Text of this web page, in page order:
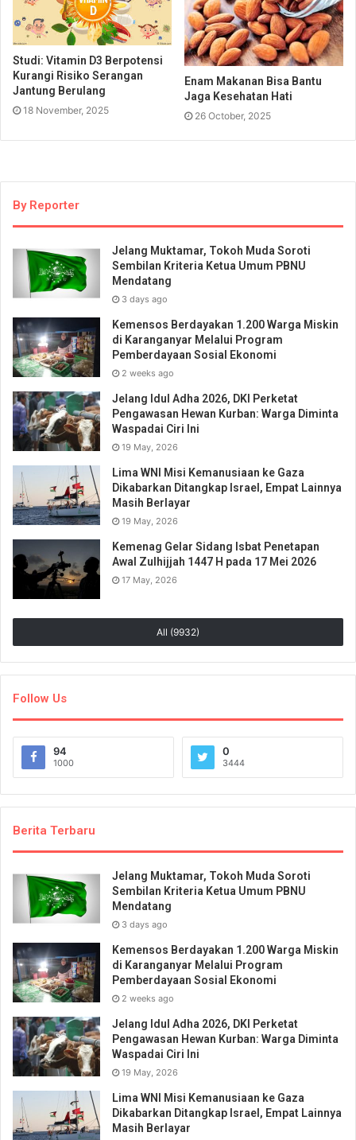
Studi: Vitamin D3 Berpotensi
Kurangi Risiko Serangan
Jantung Berulang
18 November, 2025
Enam Makanan Bisa Bantu
Jaga Kesehatan Hati
26 October, 2025
By Reporter
Jelang Muktamar, Tokoh Muda Soroti
Sembilan Kriteria Ketua Umum PBNU
Mendatang
3 days ago
Kemensos Berdayakan 1.200 Warga Miskin
di Karanganyar Melalui Program
Pemberdayaan Sosial Ekonomi
2 weeks ago
Jelang Idul Adha 2026, DKI Perketat
Pengawasan Hewan Kurban: Warga Diminta
Waspadai Ciri Ini
19 May, 2026
Lima WNI Misi Kemanusiaan ke Gaza
Dikabarkan Ditangkap Israel, Empat Lainnya
Masih Berlayar
19 May, 2026
Kemenag Gelar Sidang Isbat Penetapan
Awal Zulhijjah 1447 H pada 17 Mei 2026
17 May, 2026
All (9932)
Follow Us
94
1000
0
3444
Berita Terbaru
Jelang Muktamar, Tokoh Muda Soroti
Sembilan Kriteria Ketua Umum PBNU
Mendatang
3 days ago
Kemensos Berdayakan 1.200 Warga Miskin
di Karanganyar Melalui Program
Pemberdayaan Sosial Ekonomi
2 weeks ago
Jelang Idul Adha 2026, DKI Perketat
Pengawasan Hewan Kurban: Warga Diminta
Waspadai Ciri Ini
19 May, 2026
Lima WNI Misi Kemanusiaan ke Gaza
Dikabarkan Ditangkap Israel, Empat Lainnya
Masih Berlayar